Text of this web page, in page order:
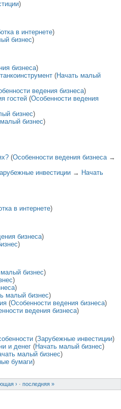
)
в интернете)
бизнес)
бизнеса)
(Начать малый
ведения бизнеса)
гостей (Особенности ведения
бизнес)
бизнес)
(Особенности ведения бизнеса→
инвестиции → Начать
в интернете)
бизнеса)
)
бизнес)
)
)
малый бизнес)
(Особенности ведения бизнеса)
ведения бизнеса)
(Зарубежные инвестиции)
и денег (Начать малый бизнес)
малый бизнес)
бумаги)
› · последняя »